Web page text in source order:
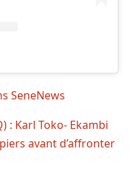
: Karl Toko- Ekambi
avant d’affronter